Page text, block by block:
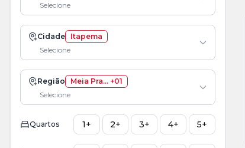
Selecione
Cidade
Itapema
Selecione
Região
Meia Pra... +01
Selecione
Quartos 1+ 2+ 3+ 4+ 5+